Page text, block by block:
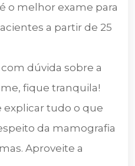
o melhor exame para
a partir de 25
dúvida sobre a
fique tranquila!
explicar tudo o que
da mamografia
Aproveite a